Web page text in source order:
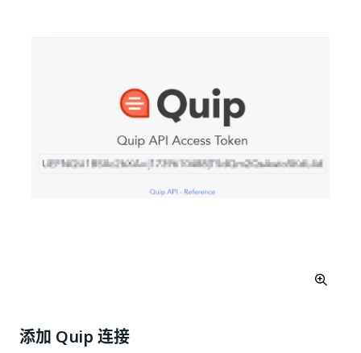
添加 Quip 连接